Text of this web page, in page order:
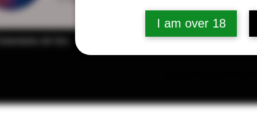
I am over 18
Publicaciones del foro